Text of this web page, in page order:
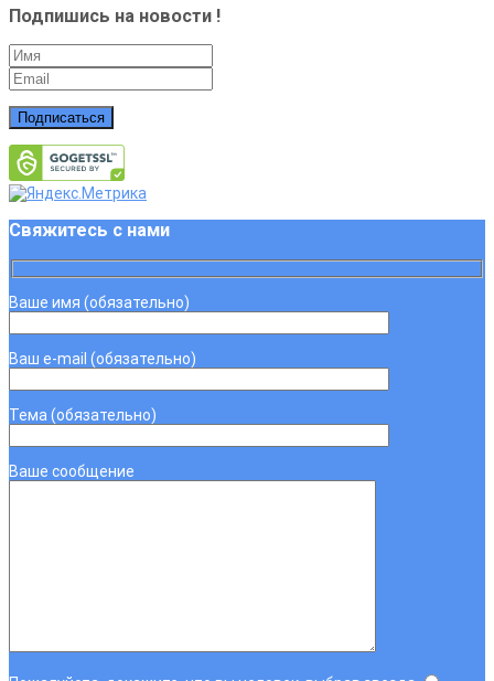
Подпишись на новости !
Подписаться
Свяжитесь с нами
Ваше имя (обязательно)
Ваш e-mail (обязательно)
Тема (обязательно)
Ваше сообщение